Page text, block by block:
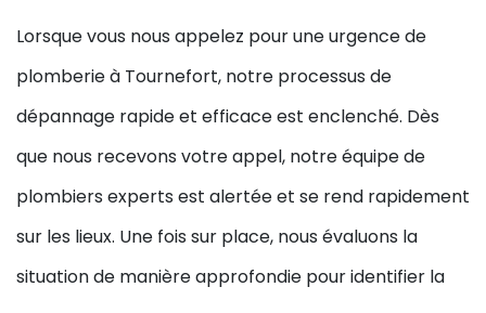
Lorsque vous nous appelez pour une urgence de
plomberie à Tournefort, notre processus de
dépannage rapide et efficace est enclenché. Dès
que nous recevons votre appel, notre équipe de
plombiers experts est alertée et se rend rapidement
sur les lieux. Une fois sur place, nous évaluons la
situation de manière approfondie pour identifier la